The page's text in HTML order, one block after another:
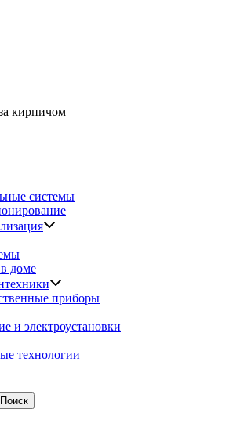
кирпичом
системы
доме
приборы
и электроустановки
технологии